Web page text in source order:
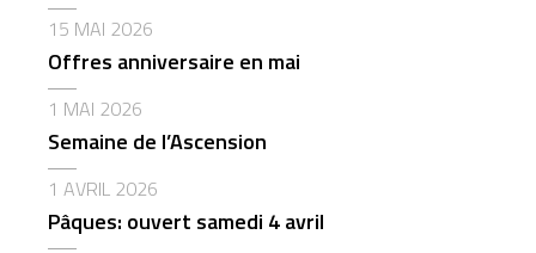
15 MAI 2026
Offres anniversaire en mai
1 MAI 2026
Semaine de l’Ascension
1 AVRIL 2026
Pâques: ouvert samedi 4 avril